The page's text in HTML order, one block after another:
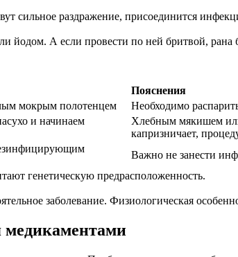
сильное раздражение, присоединится
йодом. А если провести по ней бритвой, рана
Пояснения
мокрым полотенцем
Необходимо
и начинаем
Хлебным мякишем
капризничает,
Важно не занести
генетическую предрасположенность.
заболевание. Физиологическая
медикаментами